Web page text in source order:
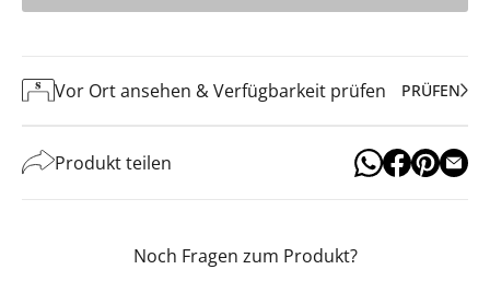
Vor Ort ansehen & Verfügbarkeit prüfen PRÜFEN
Produkt teilen
Noch Fragen zum Produkt?